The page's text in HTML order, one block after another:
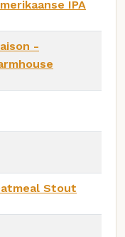
IPA
-
Stout